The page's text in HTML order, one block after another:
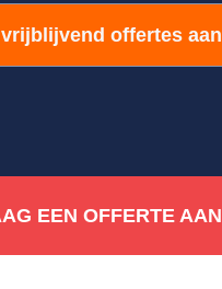
offertes aan
EEN OFFERTE AAN